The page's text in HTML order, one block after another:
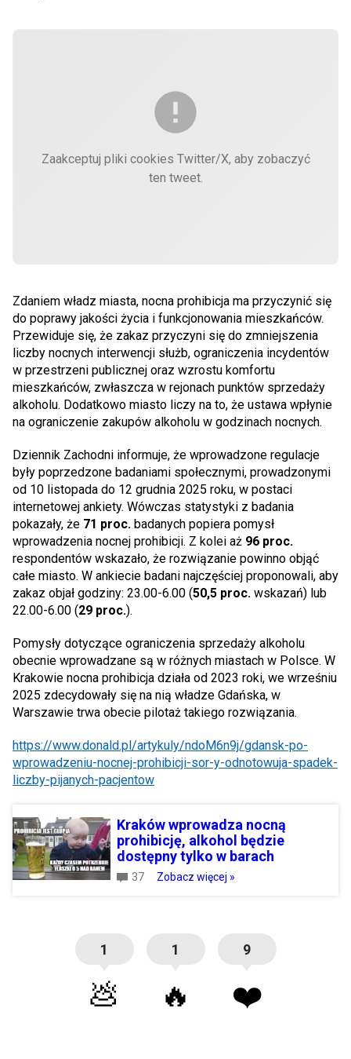
Zaakceptuj pliki cookies Twitter/X, aby zobaczyć
ten tweet.
Zdaniem władz miasta, nocna prohibicja ma przyczynić się
do poprawy jakości życia i funkcjonowania mieszkańców.
Przewiduje się, że zakaz przyczyni się do zmniejszenia
liczby nocnych interwencji służb, ograniczenia incydentów
w przestrzeni publicznej oraz wzrostu komfortu
mieszkańców, zwłaszcza w rejonach punktów sprzedaży
alkoholu. Dodatkowo miasto liczy na to, że ustawa wpłynie
na ograniczenie zakupów alkoholu w godzinach nocnych.
Dziennik Zachodni informuje, że wprowadzone regulacje
były poprzedzone badaniami społecznymi, prowadzonymi
od 10 listopada do 12 grudnia 2025 roku, w postaci
internetowej ankiety. Wówczas statystyki z badania
pokazały, że 71 proc. badanych popiera pomysł
wprowadzenia nocnej prohibicji. Z kolei aż 96 proc.
respondentów wskazało, że rozwiązanie powinno objąć
całe miasto. W ankiecie badani najczęściej proponowali, aby
zakaz objał godziny: 23.00-6.00 (50,5 proc. wskazań) lub
22.00-6.00 (29 proc.).
Pomysły dotyczące ograniczenia sprzedaży alkoholu
obecnie wprowadzane są w różnych miastach w Polsce. W
Krakowie nocna prohibicja działa od 2023 roki, we wrześniu
2025 zdecydowały się na nią władze Gdańska, w
Warszawie trwa obecie pilotaż takiego rozwiązania.
https://www.donald.pl/artykuly/ndoM6n9j/gdansk-po-
wprowadzeniu-nocnej-prohibicji-sor-y-odnotowuja-spadek-
liczby-pijanych-pacjentow
Kraków wprowadza nocną
prohibicję, alkohol będzie
dostępny tylko w barach
37 Zobacz więcej »
1
💩
1
🔥
9
❤️